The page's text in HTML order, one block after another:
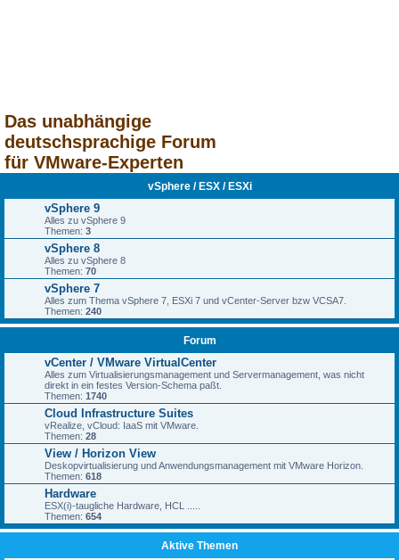
Das unabhängige
deutschsprachige Forum
für VMware-Experten
vSphere / ESX / ESXi
vSphere 9
Alles zu vSphere 9
Themen: 3
vSphere 8
Alles zu vSphere 8
Themen: 70
vSphere 7
Alles zum Thema vSphere 7, ESXi 7 und vCenter-Server bzw VCSA7.
Themen: 240
Forum
vCenter / VMware VirtualCenter
Alles zum Virtualisierungsmanagement und Servermanagement, was nicht
direkt in ein festes Version-Schema paßt.
Themen: 1740
Cloud Infrastructure Suites
vRealize, vCloud: IaaS mit VMware.
Themen: 28
View / Horizon View
Deskopvirtualisierung und Anwendungsmanagement mit VMware Horizon.
Themen: 618
Hardware
ESX(i)-taugliche Hardware, HCL .....
Themen: 654
Aktive Themen